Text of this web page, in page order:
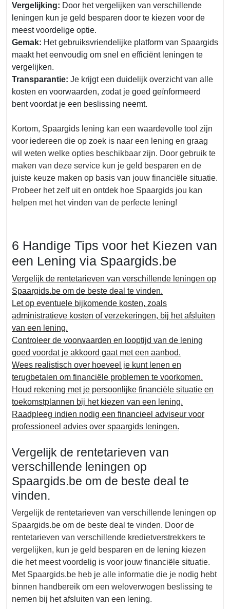
Vergelijking: Door het vergelijken van verschillende
leningen kun je geld besparen door te kiezen voor de
meest voordelige optie.
Gemak: Het gebruiksvriendelijke platform van Spaargids
maakt het eenvoudig om snel en efficiënt leningen te
vergelijken.
Transparantie: Je krijgt een duidelijk overzicht van alle
kosten en voorwaarden, zodat je goed geïnformeerd
bent voordat je een beslissing neemt.
Kortom, Spaargids lening kan een waardevolle tool zijn
voor iedereen die op zoek is naar een lening en graag
wil weten welke opties beschikbaar zijn. Door gebruik te
maken van deze service kun je geld besparen en de
juiste keuze maken op basis van jouw financiële situatie.
Probeer het zelf uit en ontdek hoe Spaargids jou kan
helpen met het vinden van de perfecte lening!
6 Handige Tips voor het Kiezen van
een Lening via Spaargids.be
Vergelijk de rentetarieven van verschillende leningen op
Spaargids.be om de beste deal te vinden.
Let op eventuele bijkomende kosten, zoals
administratieve kosten of verzekeringen, bij het afsluiten
van een lening.
Controleer de voorwaarden en looptijd van de lening
goed voordat je akkoord gaat met een aanbod.
Wees realistisch over hoeveel je kunt lenen en
terugbetalen om financiële problemen te voorkomen.
Houd rekening met je persoonlijke financiële situatie en
toekomstplannen bij het kiezen van een lening.
Raadpleeg indien nodig een financieel adviseur voor
professioneel advies over spaargids leningen.
Vergelijk de rentetarieven van
verschillende leningen op
Spaargids.be om de beste deal te
vinden.
Vergelijk de rentetarieven van verschillende leningen op
Spaargids.be om de beste deal te vinden. Door de
rentetarieven van verschillende kredietverstrekkers te
vergelijken, kun je geld besparen en de lening kiezen
die het meest voordelig is voor jouw financiële situatie.
Met Spaargids.be heb je alle informatie die je nodig hebt
binnen handbereik om een weloverwogen beslissing te
nemen bij het afsluiten van een lening.